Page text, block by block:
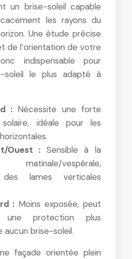
un brise-soleil capable
les rayons du
Une étude précise
de l’orientation de votre
indispensable pour
soleil le plus adapté à
: Nécessite une forte
idéale pour les
Ouest : Sensible à la
matinale/vespérale,
des lames verticales
: Moins exposée, peut
une protection plus
aucun brise-soleil.
façade orientée plein